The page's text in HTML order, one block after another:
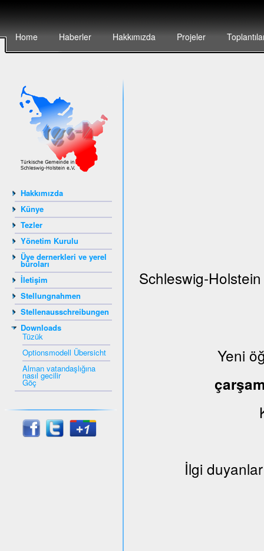
Home Haberler Hakkımızda Projeler
Hakkımızda
Künye
Tezler
Yönetim Kurulu
Üye dernerkleri ve yerel
büroları
İletişim
Stellungnahmen
Stellenausschreibungen
Downloads
Tüzük
Optionsmodell Übersicht
Alman vatandaşlığına
nasıl gecilir
Göç
Schleswig-
Yeni
İlgi